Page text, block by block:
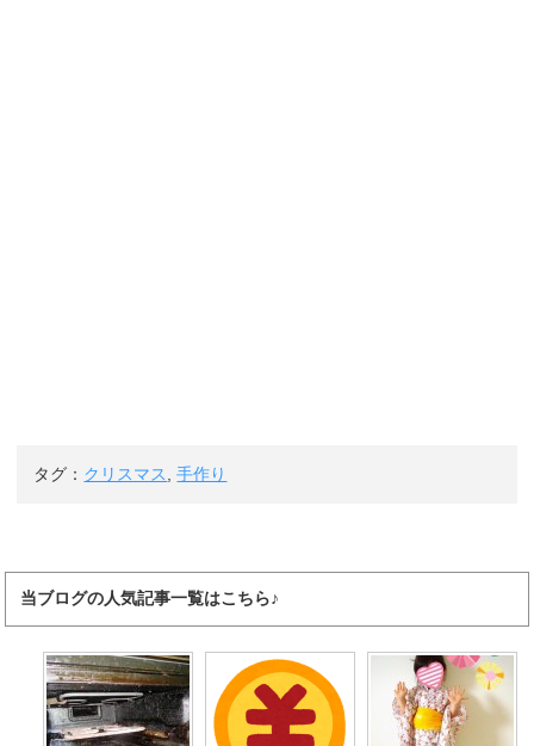
タグ： クリスマス ,手作り
当ブログの人気記事一覧はこちら♪